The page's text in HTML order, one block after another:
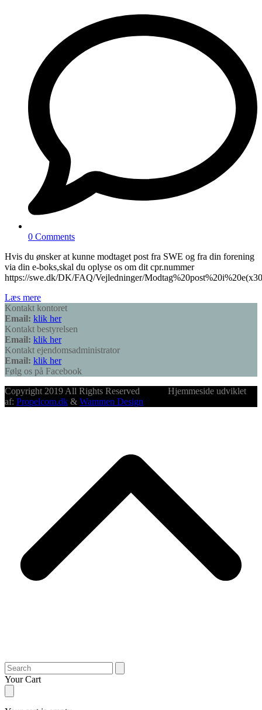
0 Comments
Hvis du ønsker at kunne modtaget post fra SWE og fra din forening
via din e-boks,skal du oplyse os om dit cpr.nummer
https://swe.dk/DK/FAQ/Vejledninger/
Læs mere
Kontakt kontoret
Email: klik her
Kontakt bestyrelsen
Email: klik her
Kontakt ejendomsadministrator
Email: klik her
Følg os på Facebook
Copyright 2019 All Rights Reserved Hjemmeside udviklet
af: Propelcom.dk & Wammen Design
Search
Your Cart